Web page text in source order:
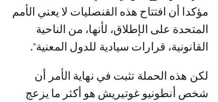
مؤكدا أن افتتاح هذه القنصليات لا يعني الأمم
المتحدة على الإطلاق، لأنها، من الناحية
القانونية، قرارات سيادية للدول المعنية".
لكن هذه الحملة تثبت في نهاية الأمر أن
شخص أنطونيو غوتيريش هو أكثر ما يزعج